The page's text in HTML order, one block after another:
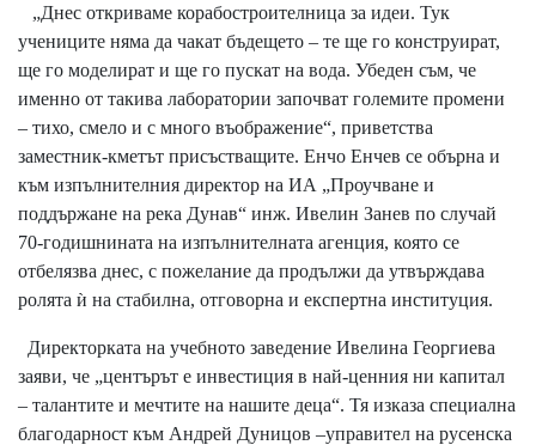
„Днес откриваме корабостроителница за идеи. Тук
учениците няма да чакат бъдещето – те ще го конструират,
ще го моделират и ще го пускат на вода. Убеден съм, че
именно от такива лаборатории започват големите промени
– тихо, смело и с много въображение“, приветства
заместник-кметът присъстващите. Енчо Енчев се обърна и
към изпълнителния директор на ИА „Проучване и
поддържане на река Дунав“ инж. Ивелин Занев по случай
70-годишнината на изпълнителната агенция, която се
отбелязва днес, с пожелание да продължи да утвърждава
ролята ѝ на стабилна, отговорна и експертна институция.
Директорката на учебното заведение Ивелина Георгиева
заяви, че „центърът е инвестиция в най-ценния ни капитал
– талантите и мечтите на нашите деца“. Тя изказа специална
благодарност към Андрей Дуницов –управител на русенска